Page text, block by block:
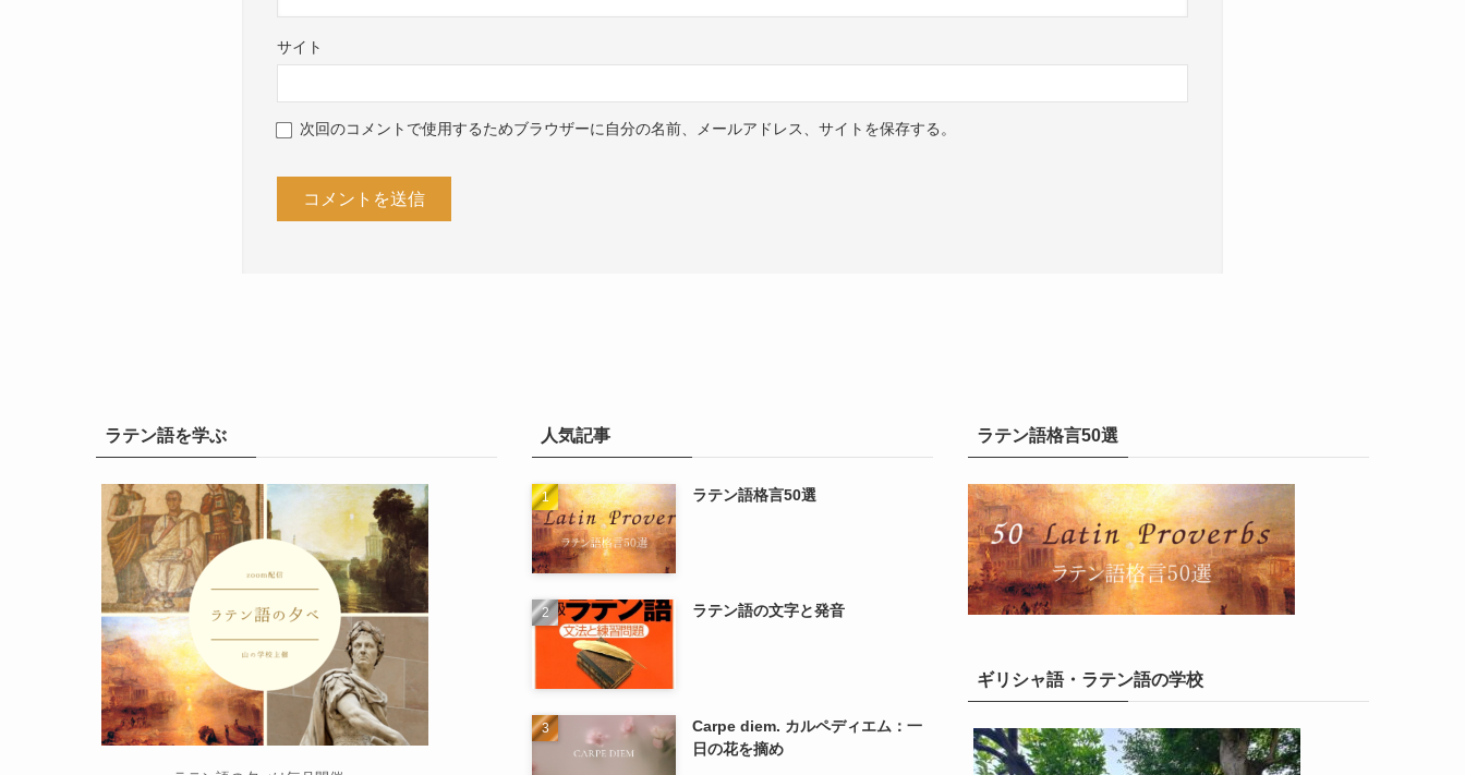
サイト
次回のコメントで使用するためブラウザーに自分の名前、メールアドレス、サイトを保存する。
ラテン語を学ぶ 人気記事
ラテン語格言50選
ラテン語の文字と発音
Carpe diem. カルペディエム：一
日の花を摘め
ラテン語格言50選
ギリシャ語・ラテン語の学校